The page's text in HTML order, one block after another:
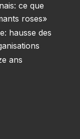
ce que
roses»
hausse des
ans